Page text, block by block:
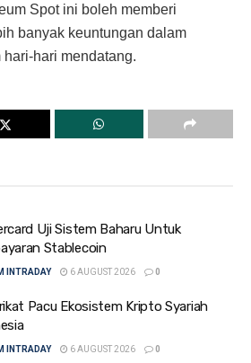
Spot ini boleh memberi
banyak keuntungan dalam
hari mendatang.
Uji Sistem Baharu Untuk
Stablecoin
INTRADAY 6 AUGUST 2026 0
Pacu Ekosistem Kripto Syariah
INTRADAY 6 AUGUST 2026 0